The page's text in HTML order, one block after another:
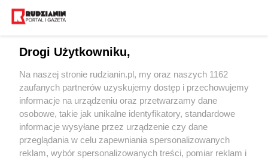
Wydawca mediów lokalnych
Drogi Użytkowniku,
Na naszej stronie rudzianin.pl, my oraz naszych 1162
zaufanych partnerów uzyskujemy dostęp i przechowujemy
informacje na urządzeniu oraz przetwarzamy dane
osobowe, takie jak unikalne identyfikatory, standardowe
informacje wysyłane przez urządzenie czy dane
przeglądania w celu zapewniania spersonalizowanych
reklam, wybór spersonalizowanych treści, pomiar reklam i